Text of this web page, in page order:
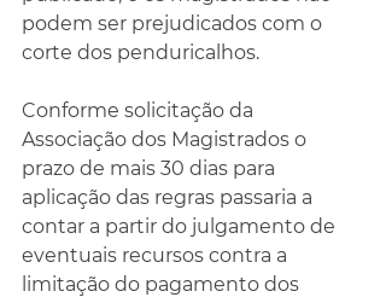
podem ser prejudicados com o
corte dos penduricalhos.
Conforme solicitação da
Associação dos Magistrados o
prazo de mais 30 dias para
aplicação das regras passaria a
contar a partir do julgamento de
eventuais recursos contra a
limitação do pagamento dos